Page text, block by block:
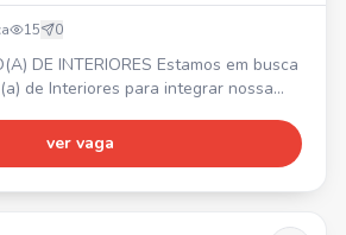
15 0
Estamos em busca
de Interiores para integrar nossa
projetos de interiores, elaboração de
3D, levantamento de medidas,
ver vaga